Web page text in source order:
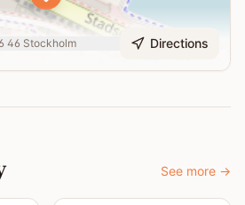
46 Stockholm Directions
See more →